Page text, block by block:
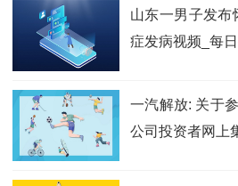
山东一男子发布
症发病视频_每
一汽解放: 关于
公司投资者网上